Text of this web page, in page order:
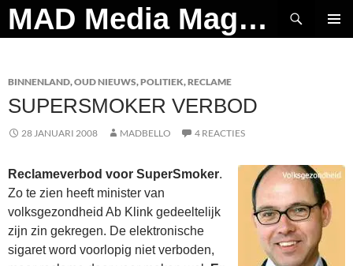
Ga
naar
MAD Media Magazine
Zoeken
BINNENLAND,OUD NIEUWS,POLITIEK,RECLAME
SUPERSMOKER VERBOD
28 JANUARI 2008 MADBELLO 4 REACTIES
Reclameverbod voor SuperSmoker.
Zo te zien heeft minister van
volksgezondheid Ab Klink gedeeltelijk
zijn zin gekregen. De elektronische
sigaret word voorlopig niet verboden,